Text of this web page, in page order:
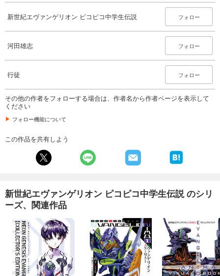
新世紀エヴァンゲリオン ピコピコ中学生伝説 フォロー
河田雄志 フォロー
行徒 フォロー
その他の作者をフォローする場合は、作者名から作者ページを表示して
ください
フォロー機能について
この作品を共有しよう
新世紀エヴァンゲリオン ピコピコ中学生伝説 のシリ
ーズ、関連作品